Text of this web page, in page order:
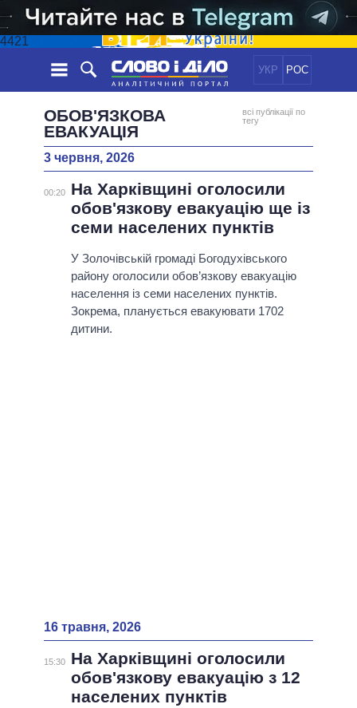
4421
УКР РОС
НОВИНИ
СТРІЧКА
ПОДІЇ
СТАТТІ
ДАЙДЖЕСТИ
ПОЛІТИКА
ЕКОНОМІКА
СУСПІЛЬСТВО
СВІТ
ОБIЦЯНКИ
ПОЛIТИКИ
ВЕРХОВНА РАДА
КАБІНЕТ МІНІСТРІВ
ГОЛОВИ ОБЛАДМІНІСТРАЦІЙ
МЕРИ МІСТ
ІНФОГРАФІКА
ВІДЕО
ПІДТРИМАТИ
ПОРІВНЯННЯ ПОЛІТИКІВ
ОБОВ'ЯЗКОВА
ЕВАКУАЦІЯ
всі публікації по
тегу
3 червня, 2026
00:20
На Харківщині оголосили
обов'язкову евакуацію ще із
семи населених пунктів
У Золочівській громаді Богодухівського
району оголосили обов’язкову евакуацію
населення із семи населених пунктів.
Зокрема, планується евакуювати 1702
дитини.
16 травня, 2026
15:30
На Харківщині оголосили
обов'язкову евакуацію з 12
населених пунктів